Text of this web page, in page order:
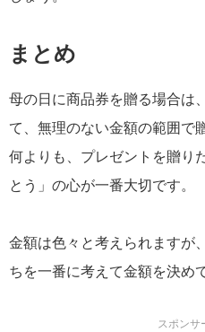
まとめ
母の日に商品券を贈る場合は
て、無理のない金額の範囲で
何よりも、プレゼントを贈り
とう」の心が一番大切です。
金額は色々と考えられますが
ちを一番に考えて金額を決め
スポンサ